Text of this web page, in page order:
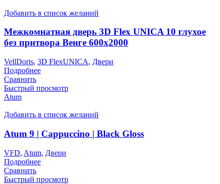
Добавить в список желаний
Межкомнатная дверь 3D Flex UNICA 10 глухое
без притвора Венге 600х2000
VellDoris, 3D FlexUNICA, Двери
Подробнее
Сравнить
Быстрый просмотр
Atum
Добавить в список желаний
Atum 9 | Cappuccino | Black Gloss
VFD, Atum, Двери
Подробнее
Сравнить
Быстрый просмотр